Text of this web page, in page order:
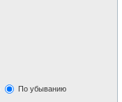
По убыванию